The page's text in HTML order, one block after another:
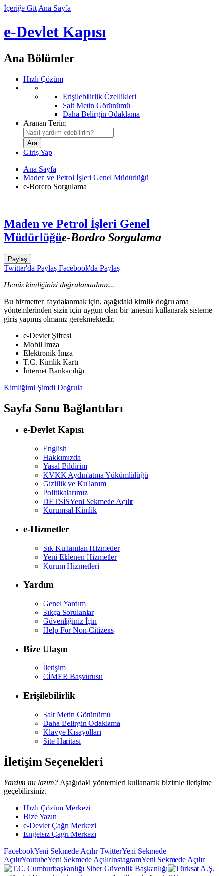
İçeriğe Git Ana Sayfa
e-Devlet Kapısı
Ana Bölümler
Hızlı Çözüm
Erişilebilirlik Özellikleri
Salt Metin Görünümü
Daha Belirgin Odaklama
Aranan Terim
Giriş Yap
Ana Sayfa
Maden ve Petrol İşleri Genel Müdürlüğü
e-Bordro Sorgulama
Maden ve Petrol İşleri Genel
Müdürlüğüe-Bordro Sorgulama
Paylaş
Twitter'da Paylaş Facebook'da Paylaş
Henüz kimliğinizi doğrulamadınız...
Bu hizmetten faydalanmak için, aşağıdaki kimlik doğrulama
yöntemlerinden sizin için uygun olan bir tanesini kullanarak sisteme
giriş yapmış olmanız gerekmektedir.
e-Devlet Şifresi
Mobil İmza
Elektronik İmza
T.C. Kimlik Kartı
İnternet Bankacılığı
Kimliğimi Şimdi Doğrula
Sayfa Sonu Bağlantıları
e-Devlet Kapısı
English
Hakkımızda
Yasal Bildirim
KVKK Aydınlatma Yükümlülüğü
Gizlilik ve Kullanım
Politikalarımız
DETSİSYeni Sekmede Açılır
Kurumsal Kimlik
e-Hizmetler
Sık Kullanılan Hizmetler
Yeni Eklenen Hizmetler
Kurum Hizmetleri
Yardım
Genel Yardım
Sıkça Sorulanlar
Güvenliğiniz İçin
Help For Non-Citizens
Bize Ulaşın
İletişim
CİMER Başvurusu
Erişilebilirlik
Salt Metin Görünümü
Daha Belirgin Odaklama
Klavye Kısayolları
Site Haritası
İletişim Seçenekleri
Yardım mı lazım? Aşağıdaki yöntemleri kullanarak bizimle iletişime
geçebilirsiniz.
Hızlı Çözüm Merkezi
Bize Yazın
e-Devlet Çağrı Merkezi
Engelsiz Çağrı Merkezi
FacebookYeni Sekmede AçılırTwitterYeni Sekmede
AçılırYoutubeYeni Sekmede AçılırInstagramYeni Sekmede Açılır